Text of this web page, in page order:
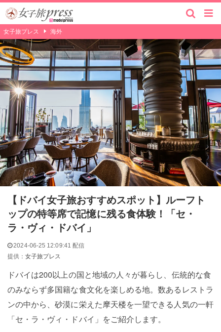
女子旅プレス 海外
【ドバイ女子旅おすすめスポット】ルーフト
ップの特等席で記憶に残る食体験！「セ・
ラ・ヴィ・ドバイ」
2024-06-25 12:09:41 配信
提供：女子旅プレス
ドバイは200以上の国と地域の人々が暮らし、伝統的な食
のみならず多国籍な食文化を楽しめる地。数あるレストラ
ンの中から、砂漠に栄えた摩天楼を一望できる人気の一軒
「セ・ラ・ヴィ・ドバイ」をご紹介します。